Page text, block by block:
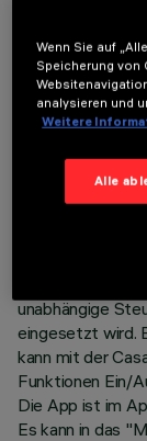
LETZTES
Festes lineares
Adapter aus
unabhängige
eingesetzt wird.
kann mit der
Funktionen Ein/
Die App ist im
Es kann in das
Wenn Sie auf
Speicherung von
analysieren und
Weitere
Alle